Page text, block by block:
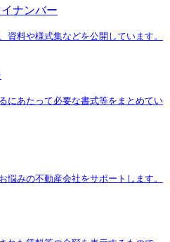
ナンバー
資料や様式集などを公開しています。
にあたって必要な書式等をまとめてい
悩みの不動産会社をサポートします。